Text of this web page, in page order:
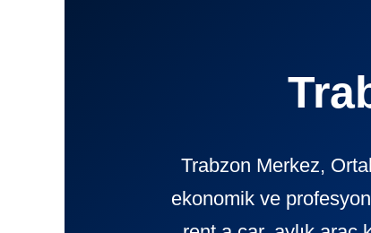
Trabzon Merkez,
ekonomik ve